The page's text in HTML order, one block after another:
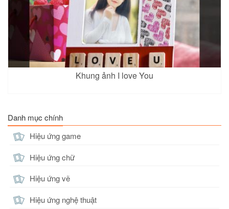
Khung ảnh I love You
Danh mục chính
Hiệu ứng game
Hiệu ứng chữ
Hiệu ứng vẽ
Hiệu ứng nghệ thuật